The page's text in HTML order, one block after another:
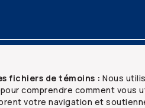
fichiers de témoins : Nous
comprendre comment vous
votre navigation et